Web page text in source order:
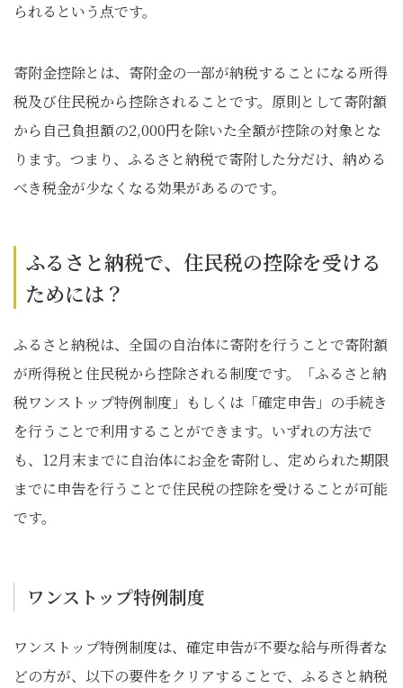
られるという点です。
寄附金控除とは、寄附金の一部が納税することになる所得
税及び住民税から控除されることです。原則として寄附額
から自己負担額の2,000円を除いた全額が控除の対象とな
ります。つまり、ふるさと納税で寄附した分だけ、納める
べき税金が少なくなる効果があるのです。
ふるさと納税で、住民税の控除を受ける
ためには？
ふるさと納税は、全国の自治体に寄附を行うことで寄附額
が所得税と住民税から控除される制度です。「ふるさと納
税ワンストップ特例制度」もしくは「確定申告」の手続き
を行うことで利用することができます。いずれの方法で
も、12月末までに自治体にお金を寄附し、定められた期限
までに申告を行うことで住民税の控除を受けることが可能
です。
ワンストップ特例制度
ワンストップ特例制度は、確定申告が不要な給与所得者な
どの方が、以下の要件をクリアすることで、ふるさと納税